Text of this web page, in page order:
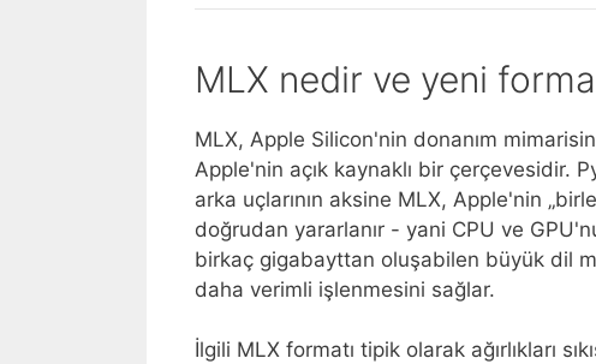
MLX nedir ve yeni
MLX, Apple Silicon'nin donanım
Apple'nin açık kaynaklı bir çerçevesidir.
arka uçlarının aksine MLX, Apple'nin
doğrudan yararlanır - yani CPU ve
birkaç gigabayttan oluşabilen büyük dil
daha verimli işlenmesini sağlar.
İlgili MLX formatı tipik olarak ağırlıkları